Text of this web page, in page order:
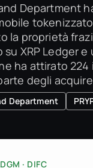
Department
la proprietà
XRP Ledger
ha attirato 224
degli
Department
· DIFC